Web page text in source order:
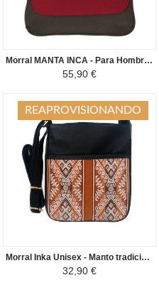
Morral MANTA INCA - Para Hombre Nazca Aves - Burdeo / Marron
55,90 €
REAPROVISIONANDO
Morral Inka Unisex - Manto tradicional Peruano - Camello oscuro / Crema
32,90 €